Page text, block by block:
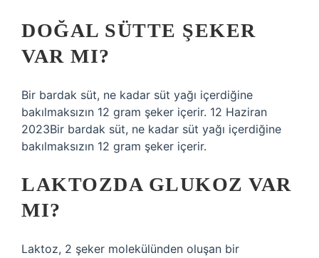
DOĞAL SÜTTE ŞEKER
VAR MI?
Bir bardak süt, ne kadar süt yağı içerdiğine
bakılmaksızın 12 gram şeker içerir. 12 Haziran
2023Bir bardak süt, ne kadar süt yağı içerdiğine
bakılmaksızın 12 gram şeker içerir.
LAKTOZDA GLUKOZ VAR
MI?
Laktoz, 2 şeker molekülünden oluşan bir